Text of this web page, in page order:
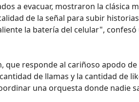
a evacuar, mostraron la clásica
de la señal para subir
la batería del celular",
que responde al cariñoso apodo
de llamas y la cantidad de
una orquesta donde nadie